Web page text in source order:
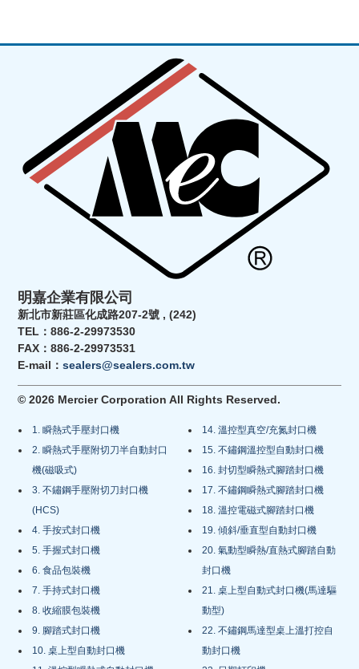
明嘉企業有限公司
新北市新莊區化成路207-2號 , (242)
TEL：886-2-29973530
FAX：886-2-29973531
E-mail：sealers@sealers.com.tw
© 2026 Mercier Corporation All Rights Reserved.
1. 瞬熱式手壓封口機
2. 瞬熱式手壓附切刀半自動封口
機(磁吸式)
3. 不鏽鋼手壓附切刀封口機
(HCS)
4. 手按式封口機
5. 手握式封口機
6. 食品包裝機
7. 手持式封口機
8. 收縮膜包裝機
9. 腳踏式封口機
10. 桌上型自動封口機
14. 溫控型真空/充氮封口機
15. 不鏽鋼溫控型自動封口機
16. 封切型瞬熱式腳踏封口機
17. 不鏽鋼瞬熱式腳踏封口機
18. 溫控電磁式腳踏封口機
19. 傾斜/垂直型自動封口機
20. 氣動型瞬熱/直熱式腳踏自動
封口機
21. 桌上型自動式封口機(馬達驅
動型)
22. 不鏽鋼馬達型桌上溫打控自
動封口機